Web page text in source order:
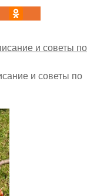
и советы по